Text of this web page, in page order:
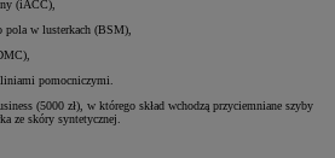
(iACC),
pola w lusterkach (BSM),
pomocniczymi.
(5000 zł), w którego skład wchodzą przyciemniane szyby
ze skóry syntetycznej.